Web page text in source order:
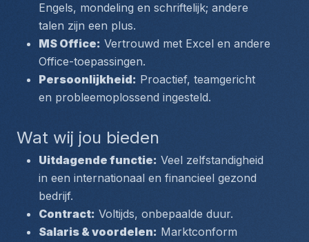
Engels, mondeling en schriftelijk; andere
talen zijn een plus.
MS Office: Vertrouwd met Excel en andere
Office-toepassingen.
Persoonlijkheid: Proactief, teamgericht
en probleemoplossend ingesteld.
Wat wij jou bieden
Uitdagende functie: Veel zelfstandigheid
in een internationaal en financieel gezond
bedrijf.
Contract: Voltijds, onbepaalde duur.
Salaris & voordelen: Marktconform